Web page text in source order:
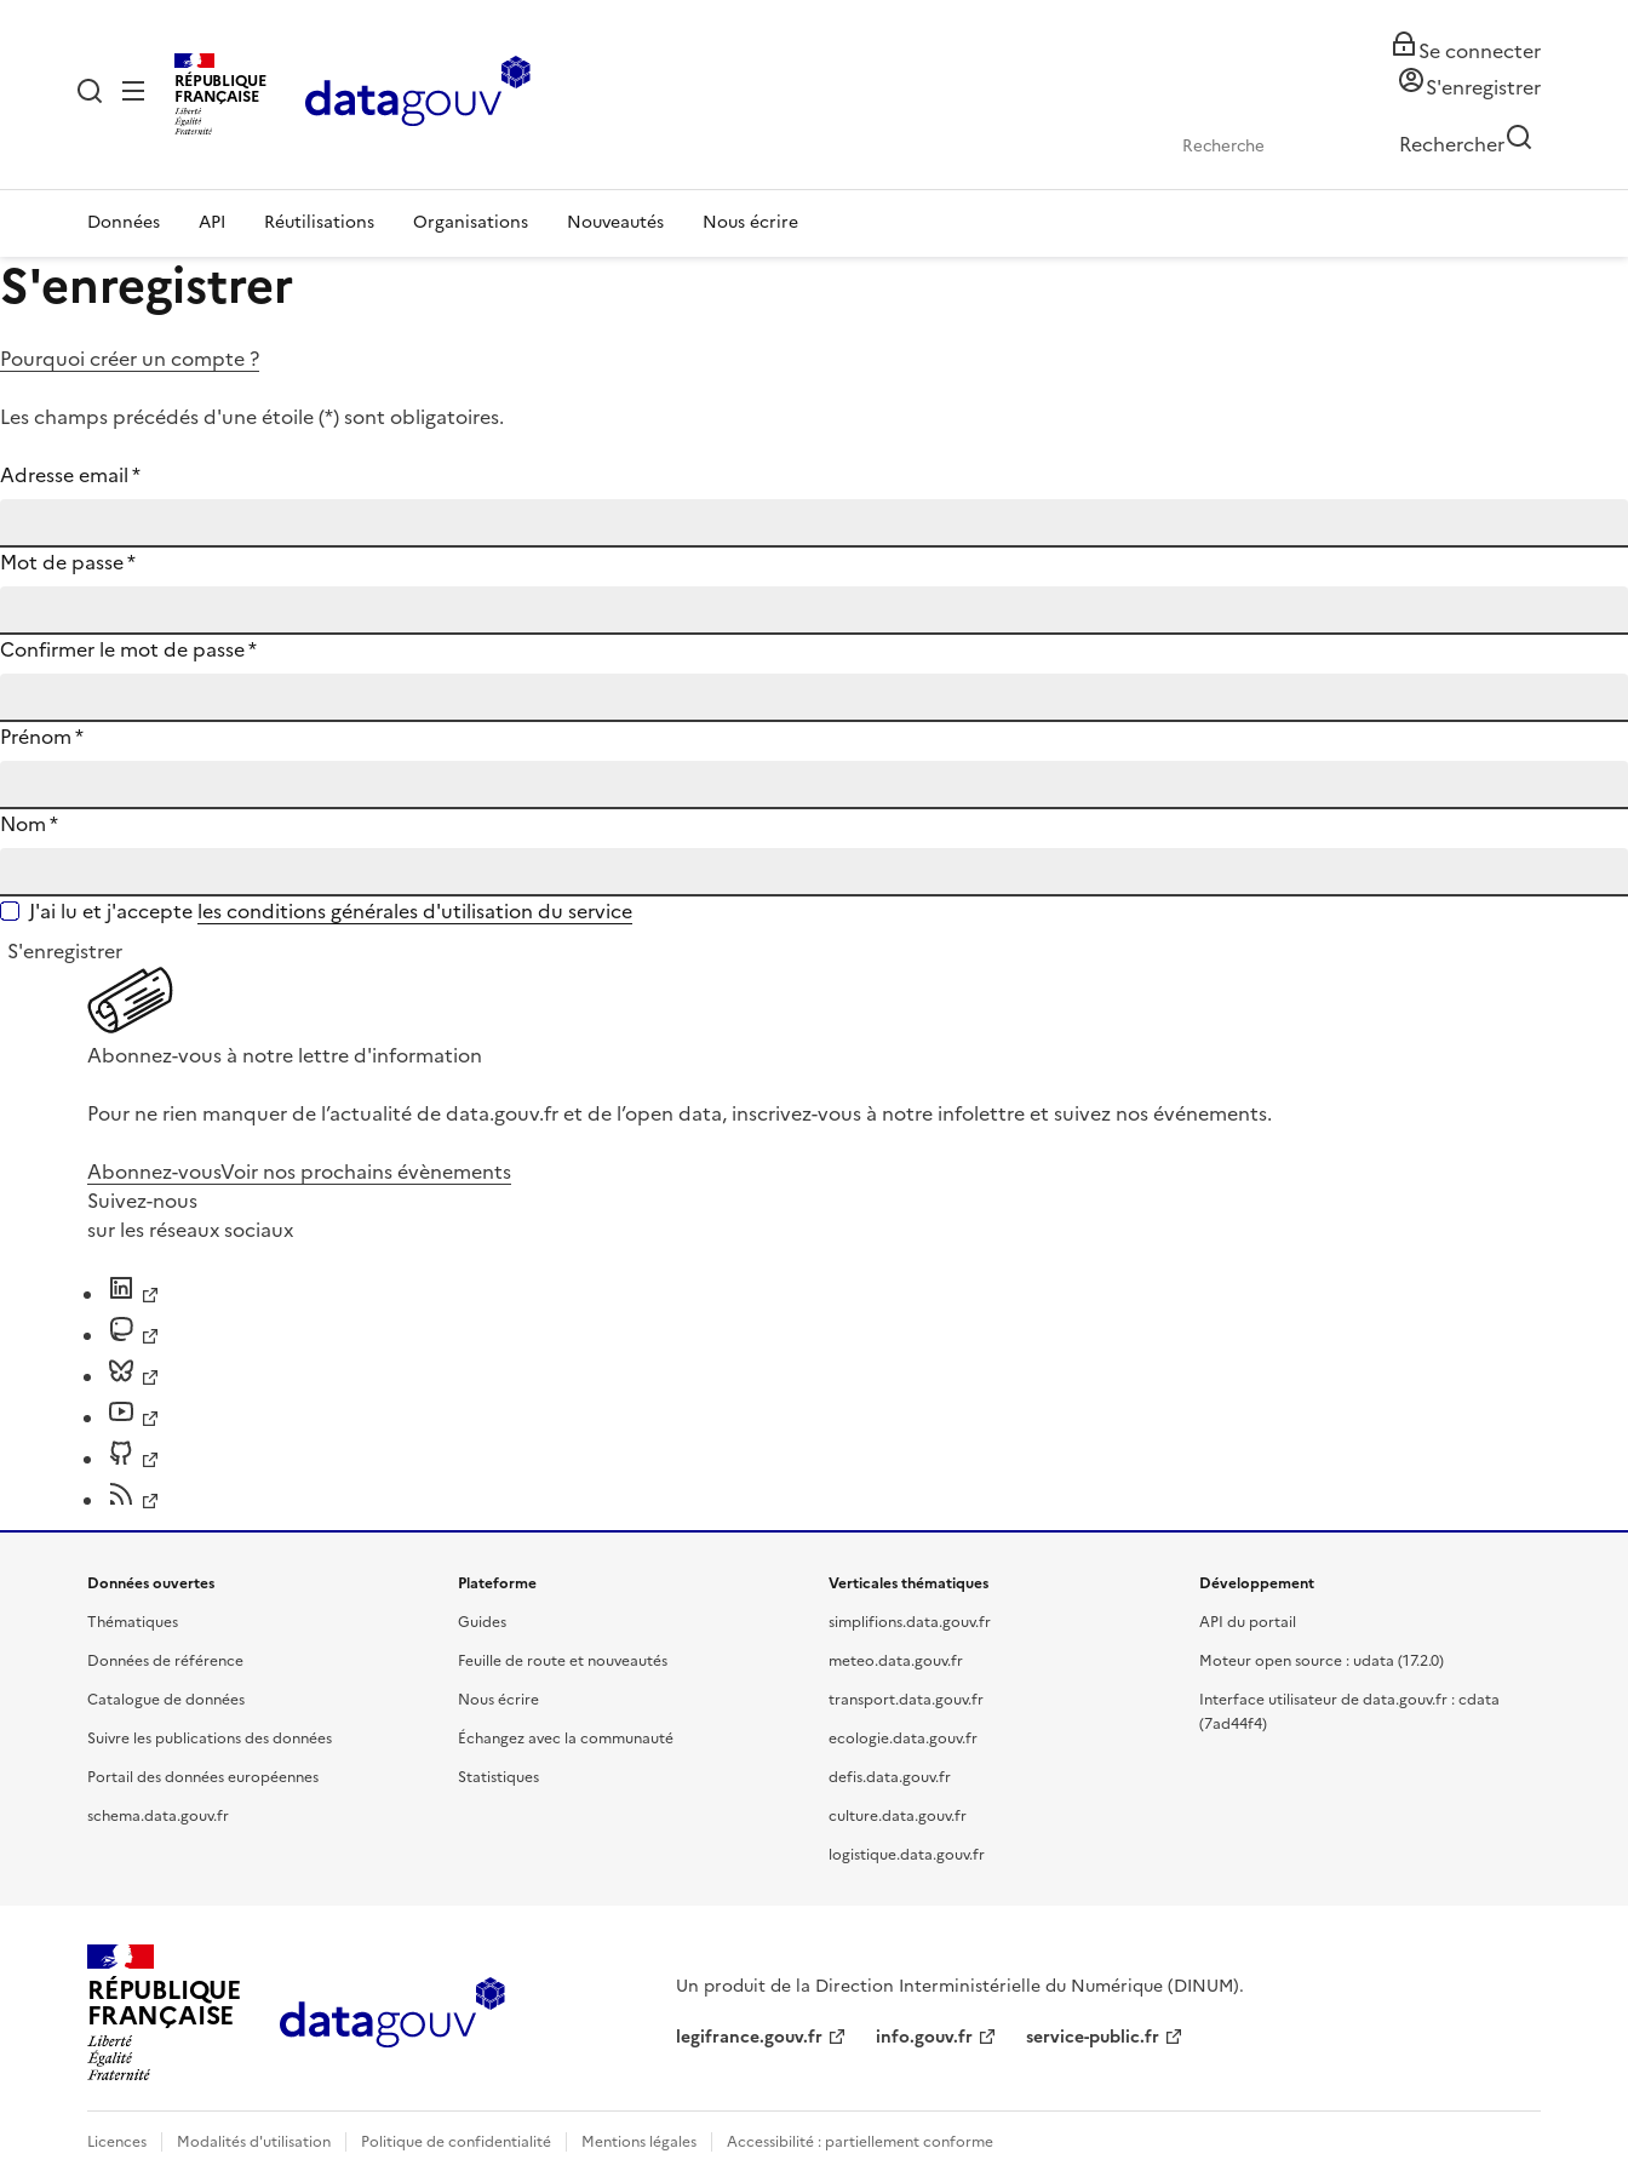
RÉPUBLIQUE
FRANÇAISE
Se connecter
S'enregistrer
Rechercher
Données API Réutilisations Organisations Nouveautés Nous écrire
S'enregistrer
Pourquoi créer un compte ?
Les champs précédés d'une étoile (*) sont obligatoires.
Adresse email*
Mot de passe*
Confirmer le mot de passe*
Prénom*
Nom*
J'ai lu et j'accepte les conditions générales d'utilisation du service
S'enregistrer
Abonnez-vous à notre lettre d'information
Pour ne rien manquer de l’actualité de data.gouv.fr et de l’open data, inscrivez-vous à notre infolettre et suivez nos événements.
Abonnez-vousVoir nos prochains évènements
Suivez-nous
sur les réseaux sociaux
Données ouvertes
Thématiques
Données de référence
Catalogue de données
Suivre les publications des données
Portail des données européennes
schema.data.gouv.fr
Plateforme
Guides
Feuille de route et nouveautés
Nous écrire
Échangez avec la communauté
Statistiques
Verticales thématiques
simplifions.data.gouv.fr
meteo.data.gouv.fr
transport.data.gouv.fr
ecologie.data.gouv.fr
defis.data.gouv.fr
culture.data.gouv.fr
logistique.data.gouv.fr
Développement
API du portail
Moteur open source : udata (17.2.0)
Interface utilisateur de data.gouv.fr : cdata
(7ad44f4)
RÉPUBLIQUE
FRANÇAISE
Un produit de la Direction Interministérielle du Numérique (DINUM).
legifrance.gouv.fr
info.gouv.fr service-public.fr
Licences Modalités d'utilisation Politique de confidentialité Mentions légales Accessibilité : partiellement conforme